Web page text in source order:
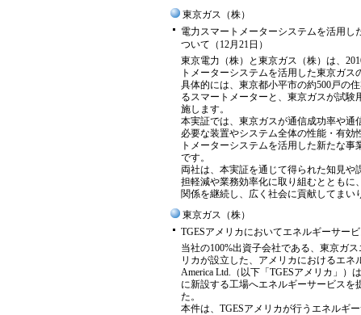
東京ガス（株）
電力スマートメーターシステムを活用
ついて（12月21日）
東京電力（株）と東京ガス（株）は、
トメーターシステムを活用した東京ガス
具体的には、東京都小平市の約500戸の
るスマートメーターと、東京ガスが試
施します。
本実証では、東京ガスが通信成功率や通
必要な装置やシステム全体の性能・有
トメーターシステムを活用した新たな
です。
両社は、本実証を通じて得られた知見や
担軽減や業務効率化に取り組むとともに
関係を継続し、広く社会に貢献してまい
東京ガス（株）
TGESアメリカにおいてエネルギーサー
当社の100%出資子会社である、東京ガ
リカが設立した、アメリカにおけるエネ
America Ltd.（以下「TGESアメリカ」
に新設する工場へエネルギーサービスを
た。
本件は、TGESアメリカが行うエネルギ